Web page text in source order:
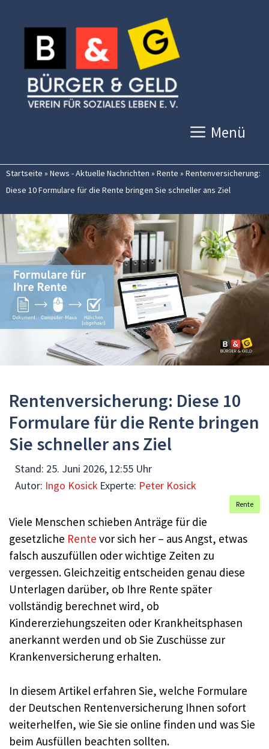
Inhalt
springen
Menü
Startseite » News - Aktuelle Nachrichten » Rente » Rentenversicherung:
Diese 10 Formulare für die Rente bringen Sie schneller ans Ziel
Rentenversicherung: Diese 10
Formulare für die Rente bringen
Sie schneller ans Ziel
Stand: 25. Juni 2026, 12:55 Uhr
Autor: Ingo Kosick Experte: Peter Kosick
Rente
Viele Menschen schieben Anträge für die
gesetzliche Rente vor sich her – aus Angst, etwas
falsch auszufüllen oder wichtige Zeiten zu
vergessen. Gleichzeitig entscheiden genau diese
Unterlagen darüber, ob Ihre Rente später
vollständig berechnet wird, ob
Kindererziehungszeiten oder Krankheitsphasen
anerkannt werden und ob Sie Zuschüsse zur
Krankenversicherung erhalten.
In diesem Artikel erfahren Sie, welche Formulare
der Deutschen Rentenversicherung Ihnen sofort
weiterhelfen, wie Sie sie online finden und was Sie
beim Ausfüllen beachten sollten.